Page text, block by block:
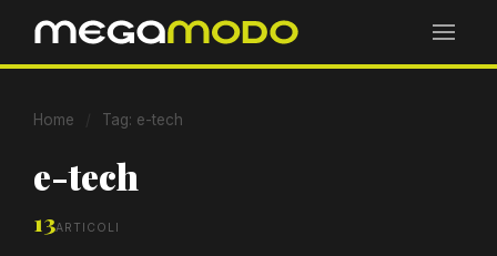
Home Tag: e-tech
e-tech
13ARTICOLI